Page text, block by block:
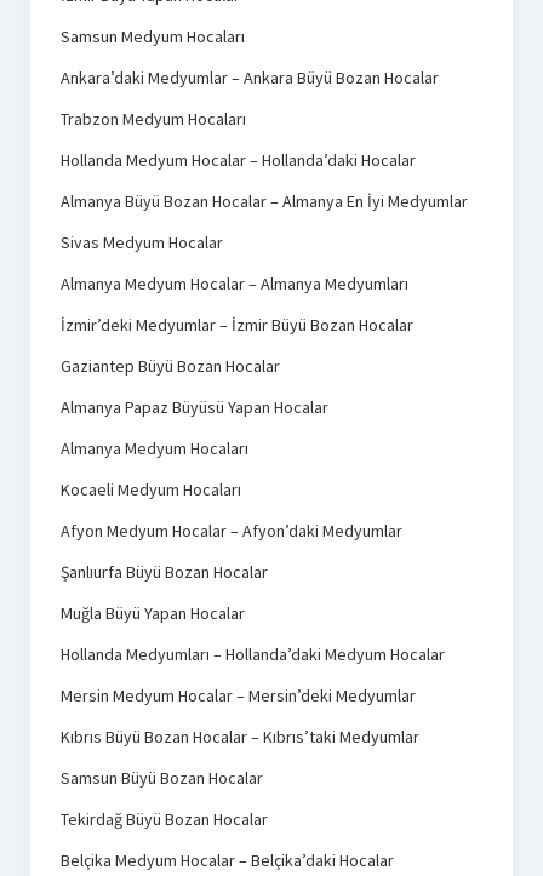
Samsun Medyum Hocaları
Ankara’daki Medyumlar – Ankara Büyü Bozan Hocalar
Trabzon Medyum Hocaları
Hollanda Medyum Hocalar – Hollanda’daki Hocalar
Almanya Büyü Bozan Hocalar – Almanya En İyi Medyumlar
Sivas Medyum Hocalar
Almanya Medyum Hocalar – Almanya Medyumları
İzmir’deki Medyumlar – İzmir Büyü Bozan Hocalar
Gaziantep Büyü Bozan Hocalar
Almanya Papaz Büyüsü Yapan Hocalar
Almanya Medyum Hocaları
Kocaeli Medyum Hocaları
Afyon Medyum Hocalar – Afyon’daki Medyumlar
Şanlıurfa Büyü Bozan Hocalar
Muğla Büyü Yapan Hocalar
Hollanda Medyumları – Hollanda’daki Medyum Hocalar
Mersin Medyum Hocalar – Mersin’deki Medyumlar
Kıbrıs Büyü Bozan Hocalar – Kıbrıs’taki Medyumlar
Samsun Büyü Bozan Hocalar
Tekirdağ Büyü Bozan Hocalar
Belçika Medyum Hocalar – Belçika’daki Hocalar